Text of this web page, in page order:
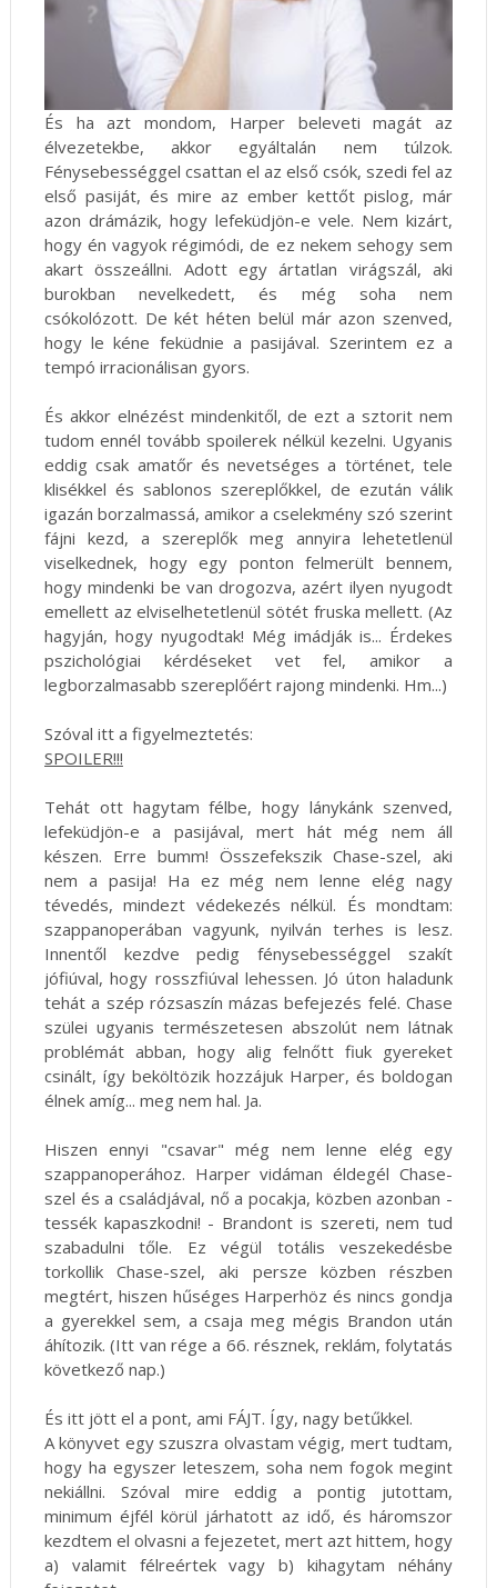
És ha azt mondom, Harper beleveti magát az
élvezetekbe, akkor egyáltalán nem túlzok.
Fénysebességgel csattan el az első csók, szedi fel az
első pasiját, és mire az ember kettőt pislog, már
azon drámázik, hogy lefeküdjön-e vele. Nem kizárt,
hogy én vagyok régimódi, de ez nekem sehogy sem
akart összeállni. Adott egy ártatlan virágszál, aki
burokban nevelkedett, és még soha nem
csókolózott. De két héten belül már azon szenved,
hogy le kéne feküdnie a pasijával. Szerintem ez a
tempó irracionálisan gyors.
És akkor elnézést mindenkitől, de ezt a sztorit nem
tudom ennél tovább spoilerek nélkül kezelni. Ugyanis
eddig csak amatőr és nevetséges a történet, tele
klisékkel és sablonos szereplőkkel, de ezután válik
igazán borzalmassá, amikor a cselekmény szó szerint
fájni kezd, a szereplők meg annyira lehetetlenül
viselkednek, hogy egy ponton felmerült bennem,
hogy mindenki be van drogozva, azért ilyen nyugodt
emellett az elviselhetetlenül sötét fruska mellett. (Az
hagyján, hogy nyugodtak! Még imádják is... Érdekes
pszichológiai kérdéseket vet fel, amikor a
legborzalmasabb szereplőért rajong mindenki. Hm...)
Szóval itt a figyelmeztetés:
SPOILER!!!
Tehát ott hagytam félbe, hogy lánykánk szenved,
lefeküdjön-e a pasijával, mert hát még nem áll
készen. Erre bumm! Összefekszik Chase-szel, aki
nem a pasija! Ha ez még nem lenne elég nagy
tévedés, mindezt védekezés nélkül. És mondtam:
szappanoperában vagyunk, nyilván terhes is lesz.
Innentől kezdve pedig fénysebességgel szakít
jófiúval, hogy rosszfiúval lehessen. Jó úton haladunk
tehát a szép rózsaszín mázas befejezés felé. Chase
szülei ugyanis természetesen abszolút nem látnak
problémát abban, hogy alig felnőtt fiuk gyereket
csinált, így beköltözik hozzájuk Harper, és boldogan
élnek amíg... meg nem hal. Ja.
Hiszen ennyi "csavar" még nem lenne elég egy
szappanoperához. Harper vidáman éldegél Chase-
szel és a családjával, nő a pocakja, közben azonban -
tessék kapaszkodni! - Brandont is szereti, nem tud
szabadulni tőle. Ez végül totális veszekedésbe
torkollik Chase-szel, aki persze közben részben
megtért, hiszen hűséges Harperhöz és nincs gondja
a gyerekkel sem, a csaja meg mégis Brandon után
áhítozik. (Itt van rége a 66. résznek, reklám, folytatás
következő nap.)
És itt jött el a pont, ami FÁJT. Így, nagy betűkkel.
A könyvet egy szuszra olvastam végig, mert tudtam,
hogy ha egyszer leteszem, soha nem fogok megint
nekiállni. Szóval mire eddig a pontig jutottam,
minimum éjfél körül járhatott az idő, és háromszor
kezdtem el olvasni a fejezetet, mert azt hittem, hogy
a) valamit félreértek vagy b) kihagytam néhány